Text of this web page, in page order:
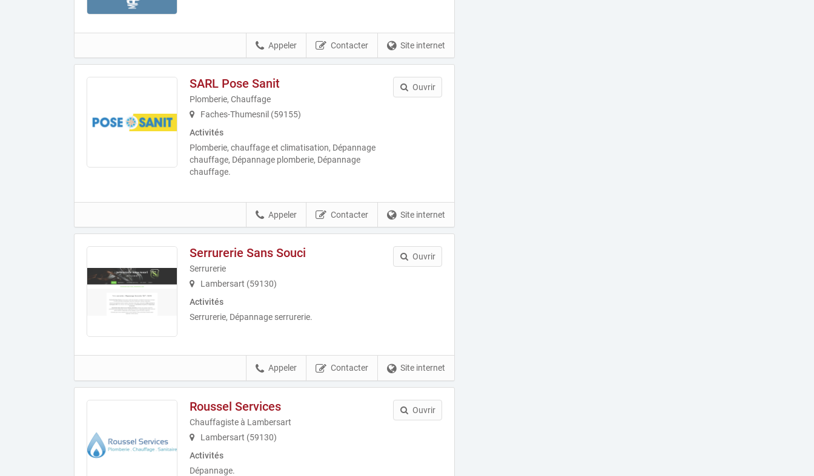
Site internet
Contacter
Appeler
SARL Pose Sanit
Plomberie, Chauffage
Faches-Thumesnil (59155)
Activités
Plomberie, chauffage et climatisation, Dépannage
chauffage, Dépannage plomberie, Dépannage
chauffage.
Ouvrir
Site internet
Contacter
Appeler
Serrurerie Sans Souci
Serrurerie
Lambersart (59130)
Activités
Serrurerie, Dépannage serrurerie.
Ouvrir
Site internet
Contacter
Appeler
Roussel Services
Chauffagiste à Lambersart
Lambersart (59130)
Activités
Dépannage.
Ouvrir